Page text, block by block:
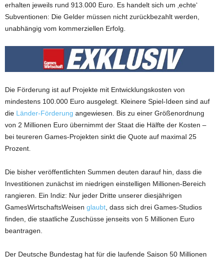
erhalten jeweils rund 913.000 Euro. Es handelt sich um ‚echte‘
Subventionen: Die Gelder müssen nicht zurückbezahlt werden,
unabhängig vom kommerziellen Erfolg.
Die Förderung ist auf Projekte mit Entwicklungskosten von
mindestens 100.000 Euro ausgelegt. Kleinere Spiel-Ideen sind auf
die Länder-Förderung angewiesen. Bis zu einer Größenordnung
von 2 Millionen Euro übernimmt der Staat die Hälfte der Kosten –
bei teureren Games-Projekten sinkt die Quote auf maximal 25
Prozent.
Die bisher veröffentlichten Summen deuten darauf hin, dass die
Investitionen zunächst im niedrigen einstelligen Millionen-Bereich
rangieren. Ein Indiz: Nur jeder Dritte unserer diesjährigen
GamesWirtschaftsWeisen glaubt , dass sich drei Games-Studios
finden, die staatliche Zuschüsse jenseits von 5 Millionen Euro
beantragen.
Der Deutsche Bundestag hat für die laufende Saison 50 Millionen